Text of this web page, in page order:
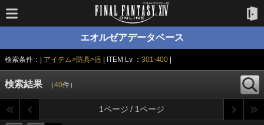
エオルゼアデータベース
検索条件：| アイテム>防具>盾 | ITEM Lv ： 301-400
検索結果 （40件）
1ページ / 1ページ